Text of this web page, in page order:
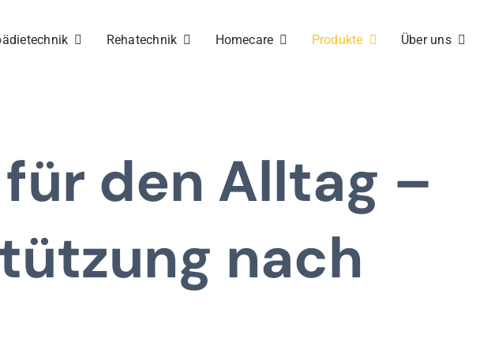
Rehatechnik Homecare Produkte Über uns
den Alltag –
nach